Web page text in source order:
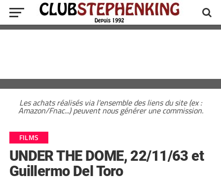
Les achats réalisés via l'ensemble des liens du site (ex :
Amazon/Fnac...) peuvent nous générer une commission.
FILMS
UNDER THE DOME, 22/11/63 et
Guillermo Del Toro